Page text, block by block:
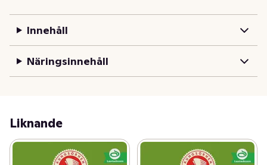
Innehåll
Näringsinnehåll
Liknande